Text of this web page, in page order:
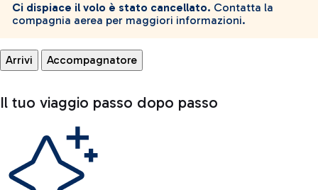
Ci dispiace il volo è stato cancellato. Contatta la
compagnia aerea per maggiori informazioni.
Arrivi Accompagnatore
Il tuo viaggio passo dopo passo